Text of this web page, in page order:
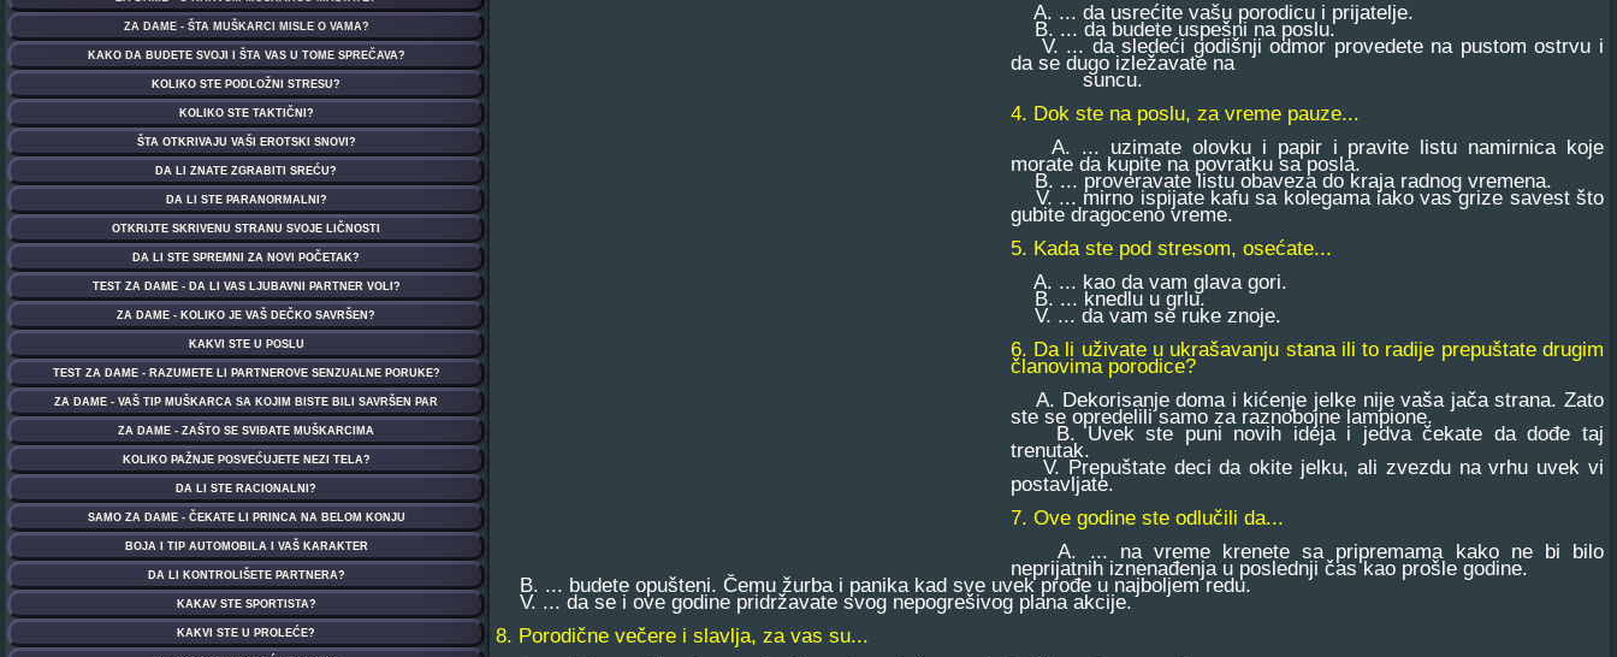
A. ... da usrećite vašu porodicu i prijatelje.
B. ... da budete uspešni na poslu.
V. ... da sledeći godišnji odmor provedete na pustom ostrvu i
da se dugo izležavate na
suncu.
4. Dok ste na poslu, za vreme pauze...
A. ... uzimate olovku i papir i pravite listu namirnica koje
morate da kupite na povratku sa posla.
B. ... proveravate listu obaveza do kraja radnog vremena.
V. ... mirno ispijate kafu sa kolegama iako vas grize savest što
gubite dragoceno vreme.
5. Kada ste pod stresom, osećate...
A. ... kao da vam glava gori.
B. ... knedlu u grlu.
V. ... da vam se ruke znoje.
6. Da li uživate u ukrašavanju stana ili to radije prepuštate drugim
članovima porodice?
A. Dekorisanje doma i kićenje jelke nije vaša jača strana. Zato
ste se opredelili samo za raznobojne lampione.
B. Uvek ste puni novih ideja i jedva čekate da dođe taj
trenutak.
V. Prepuštate deci da okite jelku, ali zvezdu na vrhu uvek vi
postavljate.
7. Ove godine ste odlučili da...
A. ... na vreme krenete sa pripremama kako ne bi bilo
neprijatnih iznenađenja u poslednji čas kao prošle godine.
B. ... budete opušteni. Čemu žurba i panika kad sve uvek prođe u najboljem redu.
V. ... da se i ove godine pridržavate svog nepogrešivog plana akcije.
8. Porodične večere i slavlja, za vas su...